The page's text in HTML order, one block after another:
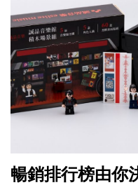
暢銷排行榜由你